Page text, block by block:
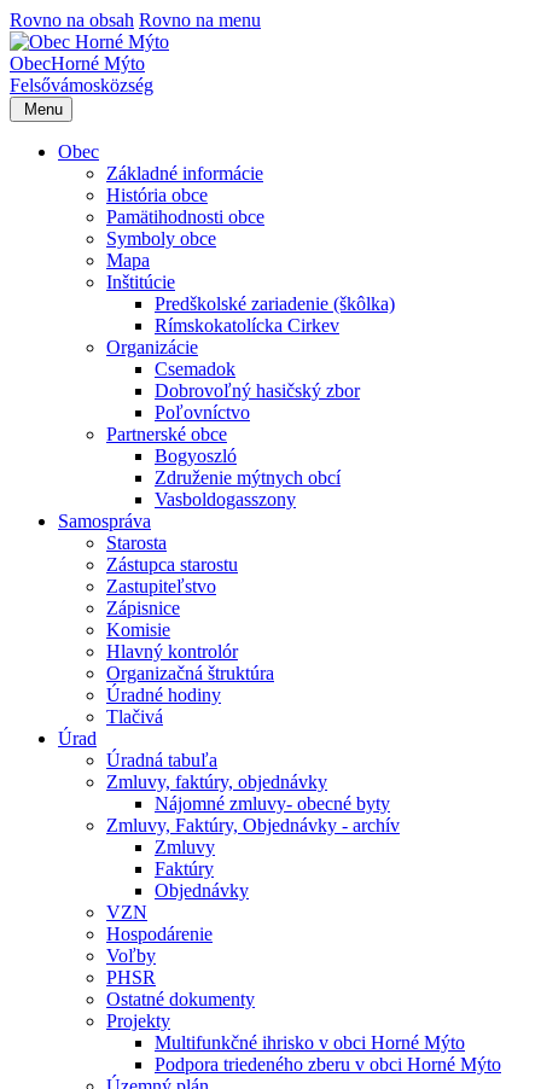
Rovno na obsah Rovno na menu
ObecHorné Mýto
Felsővámosközség
Menu
Obec
Základné informácie
História obce
Pamätihodnosti obce
Symboly obce
Mapa
Inštitúcie
Predškolské zariadenie (škôlka)
Rímskokatolícka Cirkev
Organizácie
Csemadok
Dobrovoľný hasičský zbor
Poľovníctvo
Partnerské obce
Bogyoszló
Združenie mýtnych obcí
Vasboldogasszony
Samospráva
Starosta
Zástupca starostu
Zastupiteľstvo
Zápisnice
Komisie
Hlavný kontrolór
Organizačná štruktúra
Úradné hodiny
Tlačivá
Úrad
Úradná tabuľa
Zmluvy, faktúry, objednávky
Nájomné zmluvy- obecné byty
Zmluvy, Faktúry, Objednávky - archív
Zmluvy
Faktúry
Objednávky
VZN
Hospodárenie
Voľby
PHSR
Ostatné dokumenty
Projekty
Multifunkčné ihrisko v obci Horné Mýto
Podpora triedeného zberu v obci Horné Mýto